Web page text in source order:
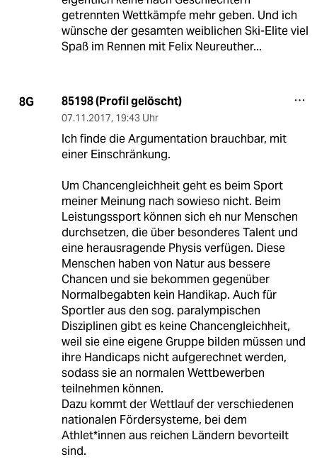
getrennten Wettkämpfe mehr geben. Und ich
wünsche der gesamten weiblichen Ski-Elite viel
Spaß im Rennen mit Felix Neureuther...
8G 85198 (Profil gelöscht)
07.11.2017, 19:43 Uhr
Ich finde die Argumentation brauchbar, mit
einer Einschränkung.
Um Chancengleichheit geht es beim Sport
meiner Meinung nach sowieso nicht. Beim
Leistungssport können sich eh nur Menschen
durchsetzen, die über besonderes Talent und
eine herausragende Physis verfügen. Diese
Menschen haben von Natur aus bessere
Chancen und sie bekommen gegenüber
Normalbegabten kein Handikap. Auch für
Sportler aus den sog. paralympischen
Disziplinen gibt es keine Chancengleichheit,
weil sie eine eigene Gruppe bilden müssen und
ihre Handicaps nicht aufgerechnet werden,
sodass sie an normalen Wettbewerben
teilnehmen können.
Dazu kommt der Wettlauf der verschiedenen
nationalen Fördersysteme, bei dem
Athlet*innen aus reichen Ländern bevorteilt
sind.